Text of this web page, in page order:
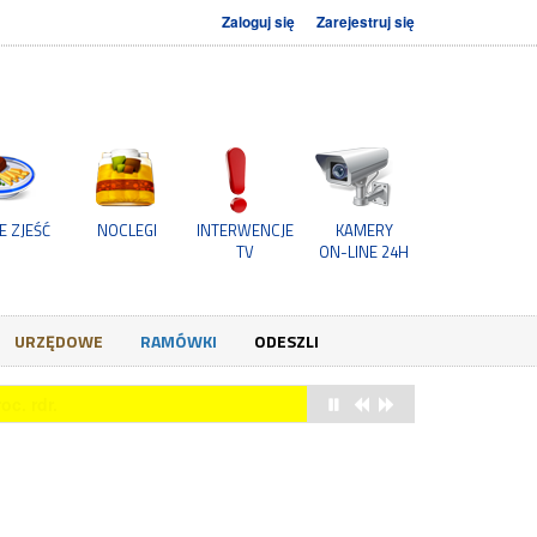
Zaloguj się Zarejestruj się
ZJEŚĆ NOCLEGI
INTERWENCJE
TV
KAMERY
ON-LINE 24H
URZĘDOWE RAMÓWKI ODESZLI